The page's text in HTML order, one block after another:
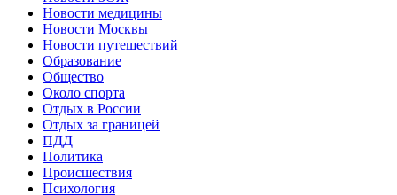
Новости медицины
Новости Москвы
Новости путешествий
Образование
Общество
Около спорта
Отдых в России
Отдых за границей
ПДД
Политика
Происшествия
Психология